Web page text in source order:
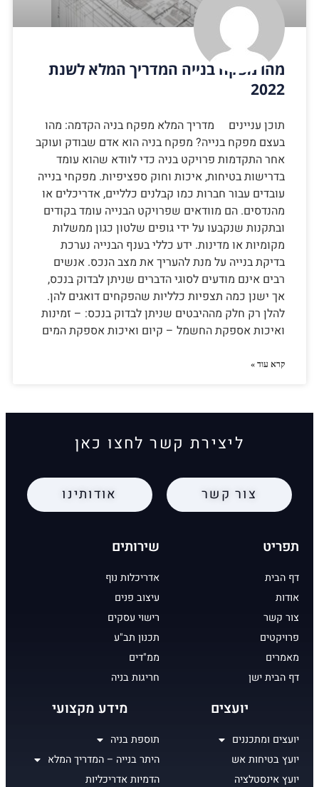
מהו מפקח בנייה המדריך המלא לשנת
2022
תוכן עניינים מדריך המלא מפקח בניה הקדמה: מהו
בעצם מפקח בנייה? מפקח בניה הוא אדם שבודק ועוקב
אחר התקדמות פרויקט בניה כדי לוודא שהוא עומד
בדרישות בטיחות, איכות וחוק ספציפיות. מפקחי בנייה
עובדים עבור חברות כמו קבלנים כלליים, אדריכלים או
מהנדסים. הם מוודאים שפרויקט הבנייה עומד בקודים
ובתקנות שנקבעו על ידי גופים שלטון כגון ממשלות
מקומיות או מדינות. ידע כללי בענף הבנייה נערכת
בדיקת בנייה על מנת להעריך את מצב הנכס. אנשים
רבים אינם מודעים לסוגי הדברים שניתן לבדוק בנכס,
אך ישנן כמה תצפיות כלליות שהפקחים דואגים להן.
להלן רק חלק מההיבטים שניתן לבדוק בנכס: – זמינות
ואיכות אספקת החשמל – קיום ואיכות אספקת המים
קרא עוד »
ליצירת קשר לחצו כאן
צור קשר אודותינו
תפריט
דף הבית
אודות
צור קשר
פרויקטים
מאמרים
דף הבית ישן
שירותים
אדריכלות נוף
עיצוב פנים
רישוי עסקים
תכנון תב"ע
ממ"דים
חריגות בניה
יועצים
יועצים ומתכננים
יועץ בטיחות אש
יועץ אינסטלציה
מידע מקצועי
תוספת בניה
היתר בנייה – המדריך המלא
הדמיות אדריכליות